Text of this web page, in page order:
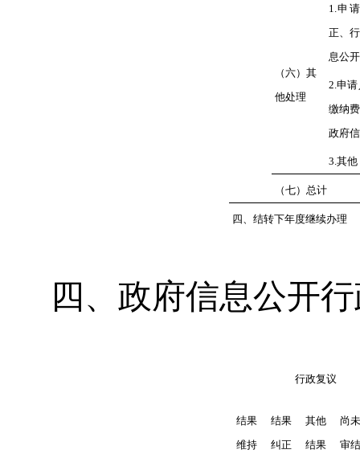
（六）其
他处理
1.申
正、
息公
2.申
缴纳
政府
3.其他
（七）总计
四、结转下年度继续办理
四、政府信息公开
行政复议
结果
维持
结果
纠正
其他
结果
尚未
审结